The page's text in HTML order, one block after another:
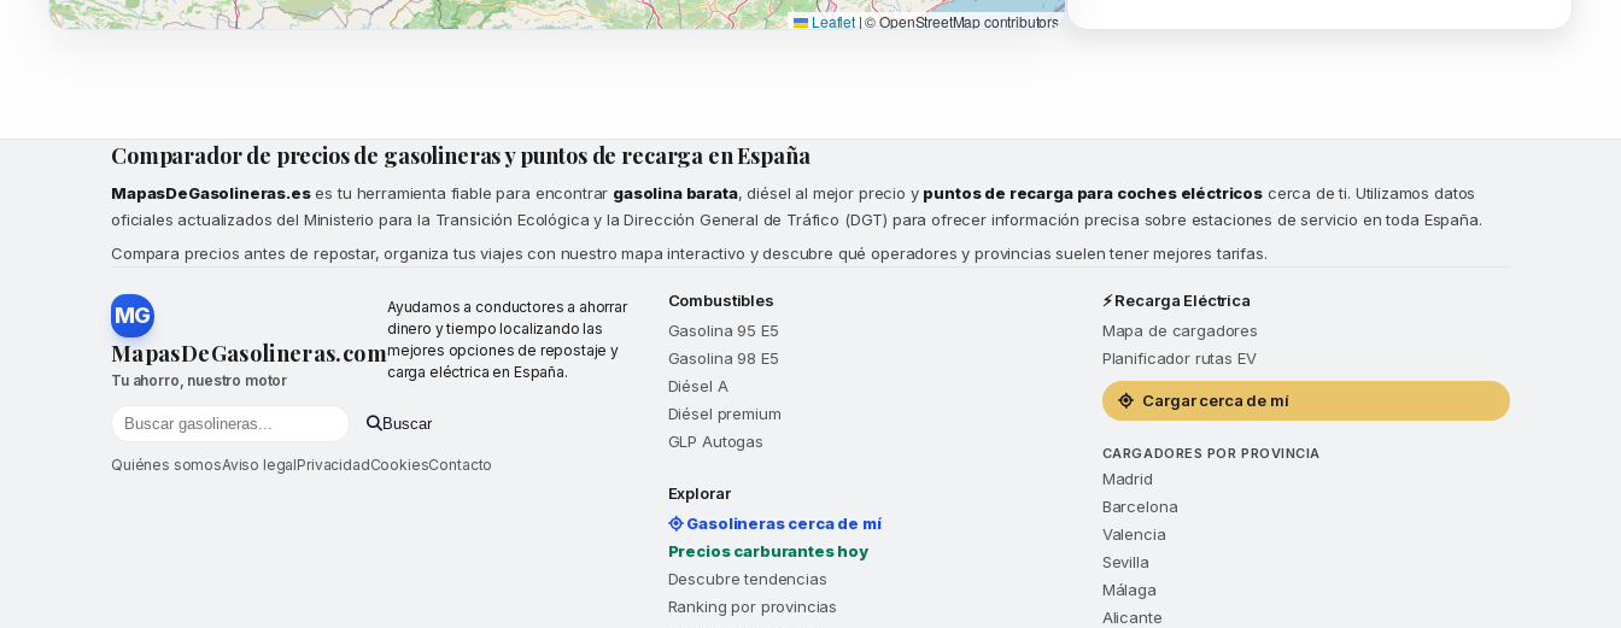
Leaflet |© OpenStreetMap contributors
Comparador de precios de gasolineras y puntos de recarga en España
MapasDeGasolineras.eses tu herramienta fiable para encontrar gasolina barata, diésel al mejor precio y puntos de recarga para coches eléctricos cerca de ti. Utilizamos datos
oficiales actualizados del Ministerio para la Transición Ecológica y la Dirección General de Tráfico (DGT) para ofrecer información precisa sobre estaciones de servicio en toda España.
Compara precios antes de repostar, organiza tus viajes con nuestro mapa interactivo y descubre qué operadores y provincias suelen tener mejores tarifas.
MG
MapasDeGasolineras.com
Tu ahorro, nuestro motor
Ayudamos a conductores a ahorrar
dinero y tiempo localizando las
mejores opciones de repostaje y
carga eléctrica en España.
Buscar gasolineras por localidad o provincia
Buscar
Quiénes somosAviso legalPrivacidadCookiesContacto
Combustibles
Gasolina 95 E5
Gasolina 98 E5
Diésel A
Diésel premium
GLP Autogas
Explorar
Gasolineras cerca de mí
Precios carburantes hoy
Descubre tendencias
Ranking por provincias
⚡ Recarga Eléctrica
Mapa de cargadores
Planificador rutas EV
Cargar cerca de mí
CARGADORES POR PROVINCIA
Madrid
Barcelona
Valencia
Sevilla
Málaga
Alicante